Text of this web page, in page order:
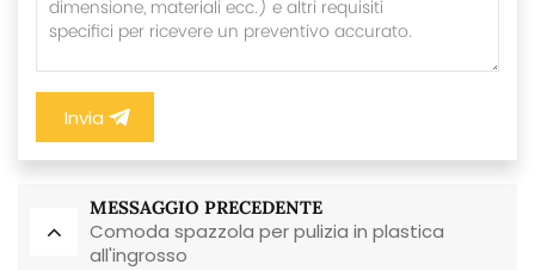
Invia
MESSAGGIO PRECEDENTE
Comoda spazzola per pulizia in plastica
all'ingrosso